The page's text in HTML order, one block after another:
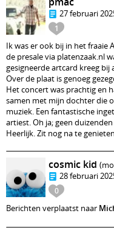
1
27 februari
Ik was er ook bij in het fraaie
de presale via platenzaak.nl
gesigneerde artcard kreeg bij
Over de plaat is genoeg
Het concert was prachtig en
samen met mijn dochter die
muziek. Een fantastische
artiest. Oh ja; geen
Heerlijk. Zit nog na te
0
cosmic kid
28 februari
Berichten verplaatst naar